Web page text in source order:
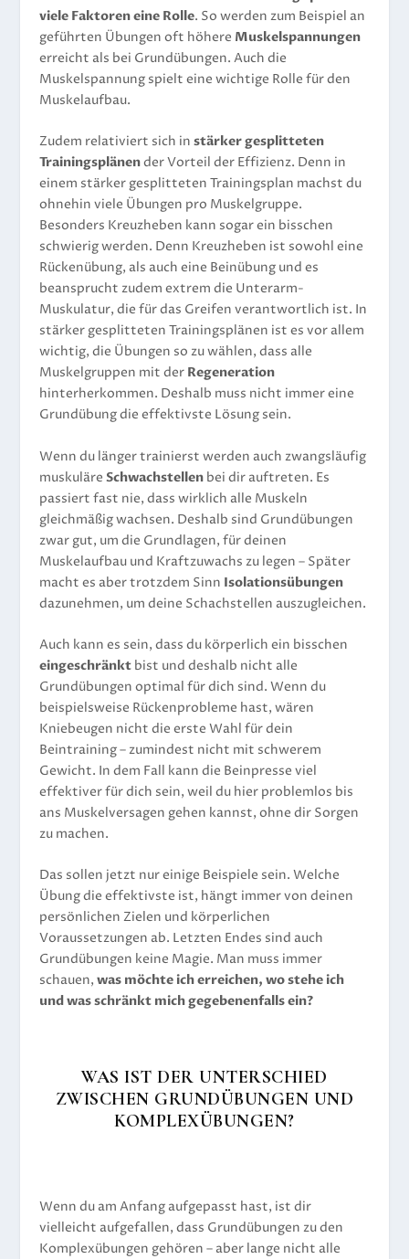
viele Faktoren eine Rolle. So werden zum Beispiel an
geführten Übungen oft höhere Muskelspannungen
erreicht als bei Grundübungen. Auch die
Muskelspannung spielt eine wichtige Rolle für den
Muskelaufbau.
Zudem relativiert sich in stärker gesplitteten
Trainingsplänender Vorteil der Effizienz. Denn in
einem stärker gesplitteten Trainingsplan machst du
ohnehin viele Übungen pro Muskelgruppe.
Besonders Kreuzheben kann sogar ein bisschen
schwierig werden. Denn Kreuzheben ist sowohl eine
Rückenübung, als auch eine Beinübung und es
beansprucht zudem extrem die Unterarm-
Muskulatur, die für das Greifen verantwortlich ist. In
stärker gesplitteten Trainingsplänen ist es vor allem
wichtig, die Übungen so zu wählen, dass alle
Muskelgruppen mit der Regeneration
hinterherkommen. Deshalb muss nicht immer eine
Grundübung die effektivste Lösung sein.
Wenn du länger trainierst werden auch zwangsläufig
muskuläre Schwachstellenbei dir auftreten. Es
passiert fast nie, dass wirklich alle Muskeln
gleichmäßig wachsen. Deshalb sind Grundübungen
zwar gut, um die Grundlagen, für deinen
Muskelaufbau und Kraftzuwachs zu legen – Später
macht es aber trotzdem Sinn Isolationsübungen
dazunehmen, um deine Schachstellen auszugleichen.
Auch kann es sein, dass du körperlich ein bisschen
eingeschränktbist und deshalb nicht alle
Grundübungen optimal für dich sind. Wenn du
beispielsweise Rückenprobleme hast, wären
Kniebeugen nicht die erste Wahl für dein
Beintraining – zumindest nicht mit schwerem
Gewicht. In dem Fall kann die Beinpresse viel
effektiver für dich sein, weil du hier problemlos bis
ans Muskelversagen gehen kannst, ohne dir Sorgen
zu machen.
Das sollen jetzt nur einige Beispiele sein. Welche
Übung die effektivste ist, hängt immer von deinen
persönlichen Zielen und körperlichen
Voraussetzungen ab. Letzten Endes sind auch
Grundübungen keine Magie. Man muss immer
schauen, was möchte ich erreichen, wo stehe ich
und was schränkt mich gegebenenfalls ein?
WAS IST DER UNTERSCHIED
ZWISCHEN GRUNDÜBUNGEN UND
KOMPLEXÜBUNGEN?
Wenn du am Anfang aufgepasst hast, ist dir
vielleicht aufgefallen, dass Grundübungen zu den
Komplexübungen gehören – aber lange nicht alle